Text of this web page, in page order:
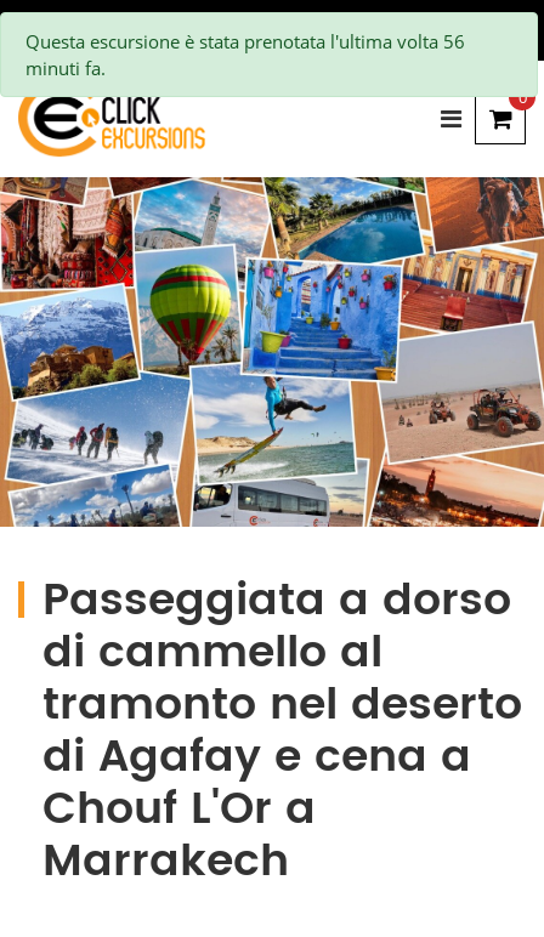
0
Passeggiata a dorso
di cammello al
tramonto nel deserto
di Agafay e cena a
Chouf L'Or a
Marrakech
Questa escursione è stata prenotata l'ultima volta 56
minuti fa.